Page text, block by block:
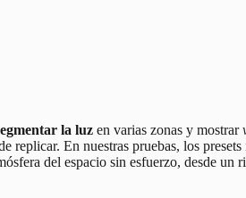
la luz en varias zonas y mostrar
En nuestras pruebas, los presets
del espacio sin esfuerzo, desde un